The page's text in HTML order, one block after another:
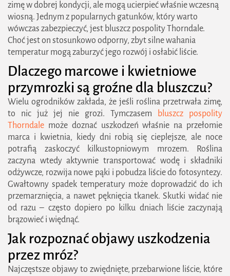
zimę w dobrej kondycji, ale mogą ucierpieć właśnie wczesną
wiosną. Jednym z popularnych gatunków, który warto
wówczas zabezpieczyć, jest bluszcz pospolity Thorndale.
Choć jest on stosunkowo odporny, zbyt silne wahania
temperatur mogą zaburzyć jego rozwój i osłabić liście.
Dlaczego marcowe i kwietniowe
przymrozki są groźne dla bluszczu?
Wielu ogrodników zakłada, że jeśli roślina przetrwała zimę,
to nic już jej nie grozi. Tymczasem
bluszcz pospolity
Thorndale może doznać uszkodzeń właśnie na przełomie
marca i kwietnia, kiedy dni robią się cieplejsze, ale noce
potrafią zaskoczyć kilkustopniowym mrozem. Roślina
zaczyna wtedy aktywnie transportować wodę i składniki
odżywcze, rozwija nowe pąki i pobudza liście do fotosyntezy.
Gwałtowny spadek temperatury może doprowadzić do ich
przemarznięcia, a nawet pęknięcia tkanek. Skutki widać nie
od razu – często dopiero po kilku dniach liście zaczynają
brązowieć i więdnąć.
Jak rozpoznać objawy uszkodzenia
przez mróz?
Najczęstsze objawy to zwiędnięte, przebarwione liście, które